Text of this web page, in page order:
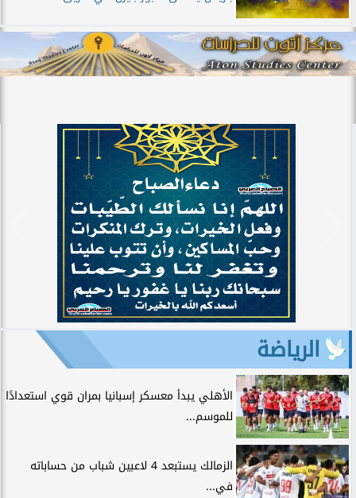
الرياضة
الأهلي يبدأ معسكر إسبانيا بمران قوي استعدادًا
للموسم...
الزمالك يستبعد 4 لاعبين شباب من حساباته
في...